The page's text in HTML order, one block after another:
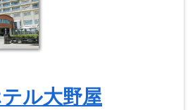
ル大野屋